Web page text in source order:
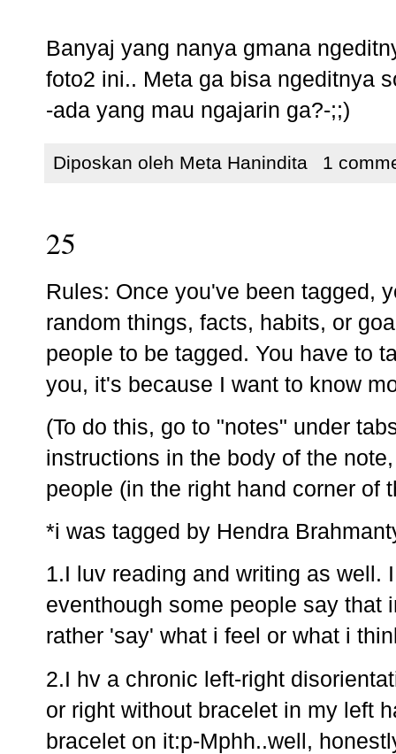
Banyaj yang nanya gmana
foto2 ini.. Meta ga bisa ngeditnya
-ada yang mau ngajarin ga?-;;)
Diposkan oleh Meta Hanindita 1
25
Rules: Once you've been tagged,
random things, facts, habits, or
people to be tagged. You have to
you, it's because I want to know
(To do this, go to "notes" under
instructions in the body of the
people (in the right hand corner of
*i was tagged by Hendra
1.I luv reading and writing as well.
eventhough some people say that
rather 'say' what i feel or what i
2.I hv a chronic left-right
or right without bracelet in my left
bracelet on it:p-Mphh..well,